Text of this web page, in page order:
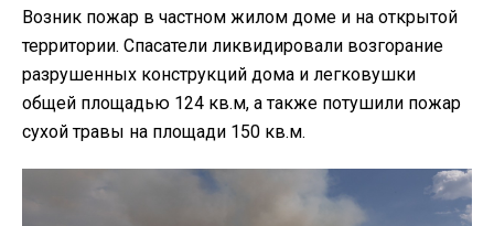
Возник пожар в частном жилом доме и на открытой
территории. Спасатели ликвидировали возгорание
разрушенных конструкций дома и легковушки
общей площадью 124 кв.м, а также потушили пожар
сухой травы на площади 150 кв.м.